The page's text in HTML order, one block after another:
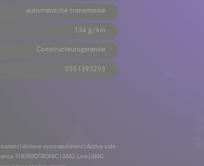
automatische transmissie
134 g/km
Constructeursgarantie
0551393293
spoorassistent|Active side
THERMOTRONIC|AMG Line|AMG